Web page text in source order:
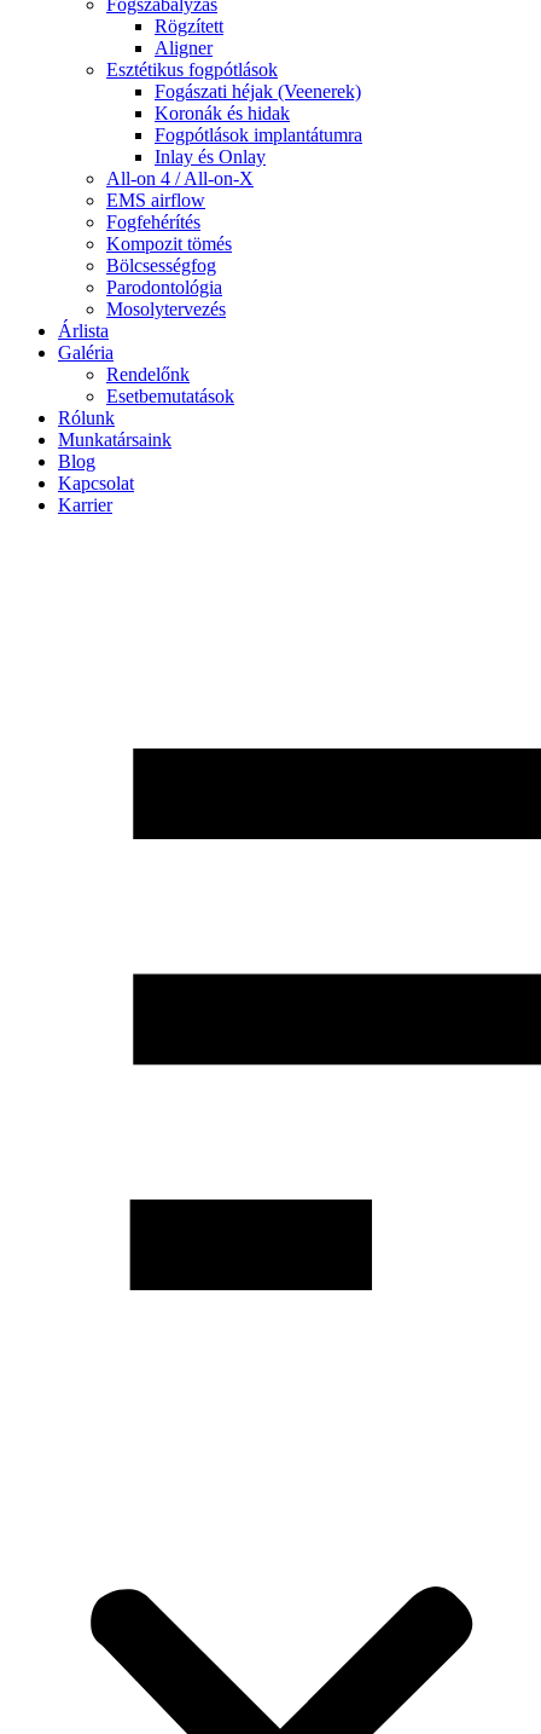
Rögzített
Aligner
Esztétikus fogpótlások
Fogászati héjak (Veenerek)
Koronák és hidak
Fogpótlások implantátumra
Inlay és Onlay
All-on 4 / All-on-X
EMS airflow
Fogfehérítés
Kompozit tömés
Bölcsességfog
Parodontológia
Mosolytervezés
Árlista
Galéria
Rendelőnk
Esetbemutatások
Rólunk
Munkatársaink
Blog
Kapcsolat
Karrier